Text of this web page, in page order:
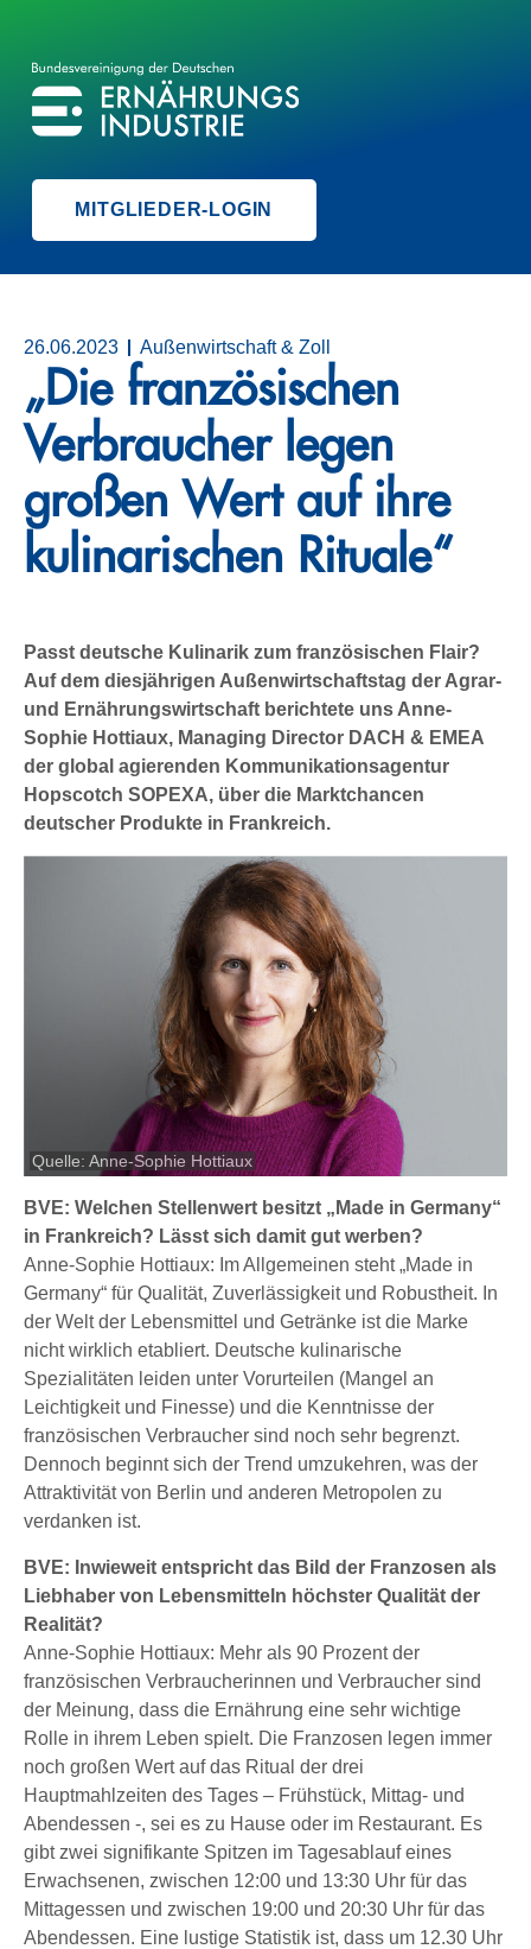
BVE
BUNDESVEREINIGUNG DER ERNÄHRUNGSINDUSTRIE
MITGLIEDER-LOGIN
26.06.2023 Außenwirtschaft & Zoll
„Die französischen
Verbraucher legen
großen Wert auf ihre
kulinarischen Rituale“
Passt deutsche Kulinarik zum französischen Flair?
Auf dem diesjährigen Außenwirtschaftstag der Agrar-
und Ernährungswirtschaft berichtete uns Anne-
Sophie Hottiaux, Managing Director DACH & EMEA
der global agierenden Kommunikationsagentur
Hopscotch SOPEXA, über die Marktchancen
deutscher Produkte in Frankreich.
Quelle: Anne-Sophie Hottiaux
BVE: Welchen Stellenwert besitzt „Made in Germany“
in Frankreich? Lässt sich damit gut werben?
Anne-Sophie Hottiaux: Im Allgemeinen steht „Made in
Germany“ für Qualität, Zuverlässigkeit und Robustheit. In
der Welt der Lebensmittel und Getränke ist die Marke
nicht wirklich etabliert. Deutsche kulinarische
Spezialitäten leiden unter Vorurteilen (Mangel an
Leichtigkeit und Finesse) und die Kenntnisse der
französischen Verbraucher sind noch sehr begrenzt.
Dennoch beginnt sich der Trend umzukehren, was der
Attraktivität von Berlin und anderen Metropolen zu
verdanken ist.
BVE: Inwieweit entspricht das Bild der Franzosen als
Liebhaber von Lebensmitteln höchster Qualität der
Realität?
Anne-Sophie Hottiaux: Mehr als 90 Prozent der
französischen Verbraucherinnen und Verbraucher sind
der Meinung, dass die Ernährung eine sehr wichtige
Rolle in ihrem Leben spielt. Die Franzosen legen immer
noch großen Wert auf das Ritual der drei
Hauptmahlzeiten des Tages – Frühstück, Mittag- und
Abendessen -, sei es zu Hause oder im Restaurant. Es
gibt zwei signifikante Spitzen im Tagesablauf eines
Erwachsenen, zwischen 12:00 und 13:30 Uhr für das
Mittagessen und zwischen 19:00 und 20:30 Uhr für das
Abendessen. Eine lustige Statistik ist, dass um 12.30 Uhr